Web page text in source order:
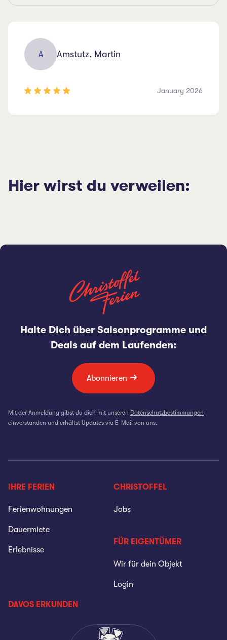
A Amstutz, Martin
January 2026
Hier wirst du verweilen:
Halte Dich über Saisonprogramme und
Deals auf dem Laufenden:
Abonnieren
Mit der Anmeldung gibst du dich mit unseren Datenschutzbestimmungen
einverstanden und erhältst Updates via E-Mail von uns.
IHRE FERIEN
Ferienwohnungen
Dauermiete
Erlebnisse
CHRISTOFFEL
Jobs
FÜR EIGENTÜMER
Wir für dein Objekt
Login
DAVOS ERKUNDEN